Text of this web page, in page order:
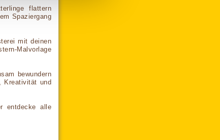
flattern
Spaziergang
mit deinen
Malvorlage
bewundern
Kreativität und
entdecke alle